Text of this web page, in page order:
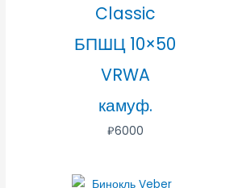
Classic
БПШЦ 10×50
VRWA
камуф.
₽6000